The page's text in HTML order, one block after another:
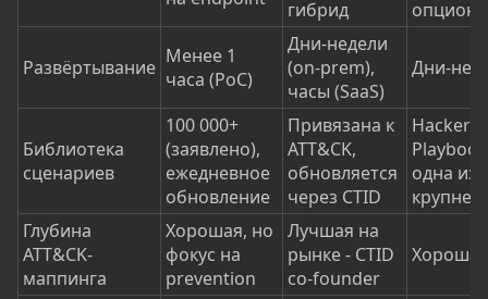
гибрид
Развёртывание Менее 1
часа (PoC)
Дни-недели
(on-prem),
часы (SaaS)
Дни-
Библиотека
сценариев
100 000+
(заявлено),
ежедневное
обновление
Привязана к
ATT&CK,
обновляется
через CTID
Hacker's
одна из
Глубина
ATT&CK-
маппинга
Хорошая, но
фокус на
prevention
Лучшая на
рынке - CTID
co-founder
Хорошая